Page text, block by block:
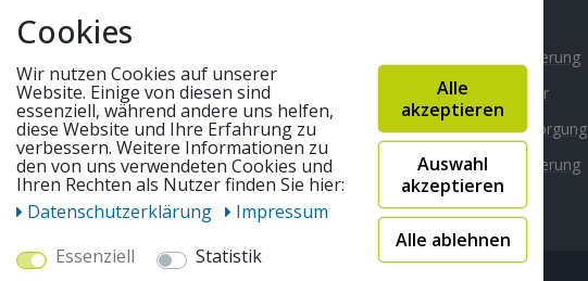
Kunden-Login
Partnerprogramm
Marken
FAQ
Widerruf absenden
Versand & Lieferung
Rahmenrechner
Altgeräte-Entsorgung
Fahrradversicherung
© 2026 pentagonsports.de
Cookies
Wir nutzen Cookies auf unserer
Website. Einige von diesen sind
essenziell, während andere uns helfen,
diese Website und Ihre Erfahrung zu
verbessern. Weitere Informationen zu
den von uns verwendeten Cookies und
Ihren Rechten als Nutzer finden Sie hier:
Daten­schutz­erklärung
Impressum
Essenziell
Statistik
Alle
akzeptieren
Auswahl
akzeptieren
Alle ablehnen